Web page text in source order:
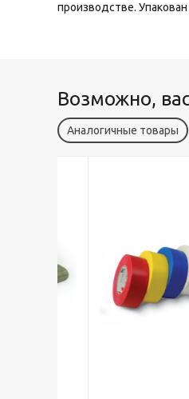
производстве.
Возможно,
Аналогичные товары